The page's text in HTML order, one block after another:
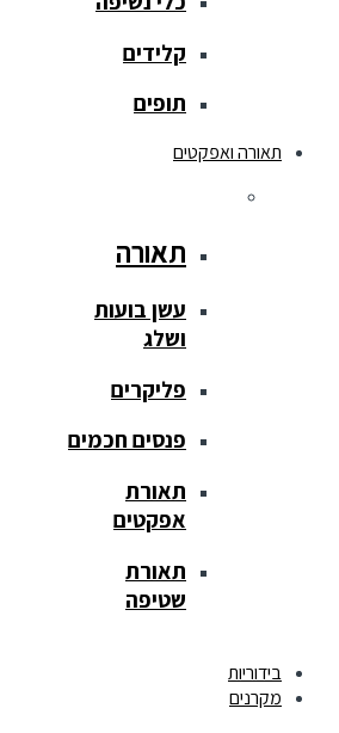
קלידים
תופים
תאורה ואפקטים
תאורה
עשן בועות
ושלג
פליקרים
פנסים חכמים
תאורת
אפקטים
תאורת
שטיפה
בידוריות
מקרנים